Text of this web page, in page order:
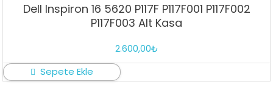
Dell Inspiron 16 5620 P117F P117F001 P117F002
P117F003 Alt Kasa
2.600,00₺
Sepete Ekle